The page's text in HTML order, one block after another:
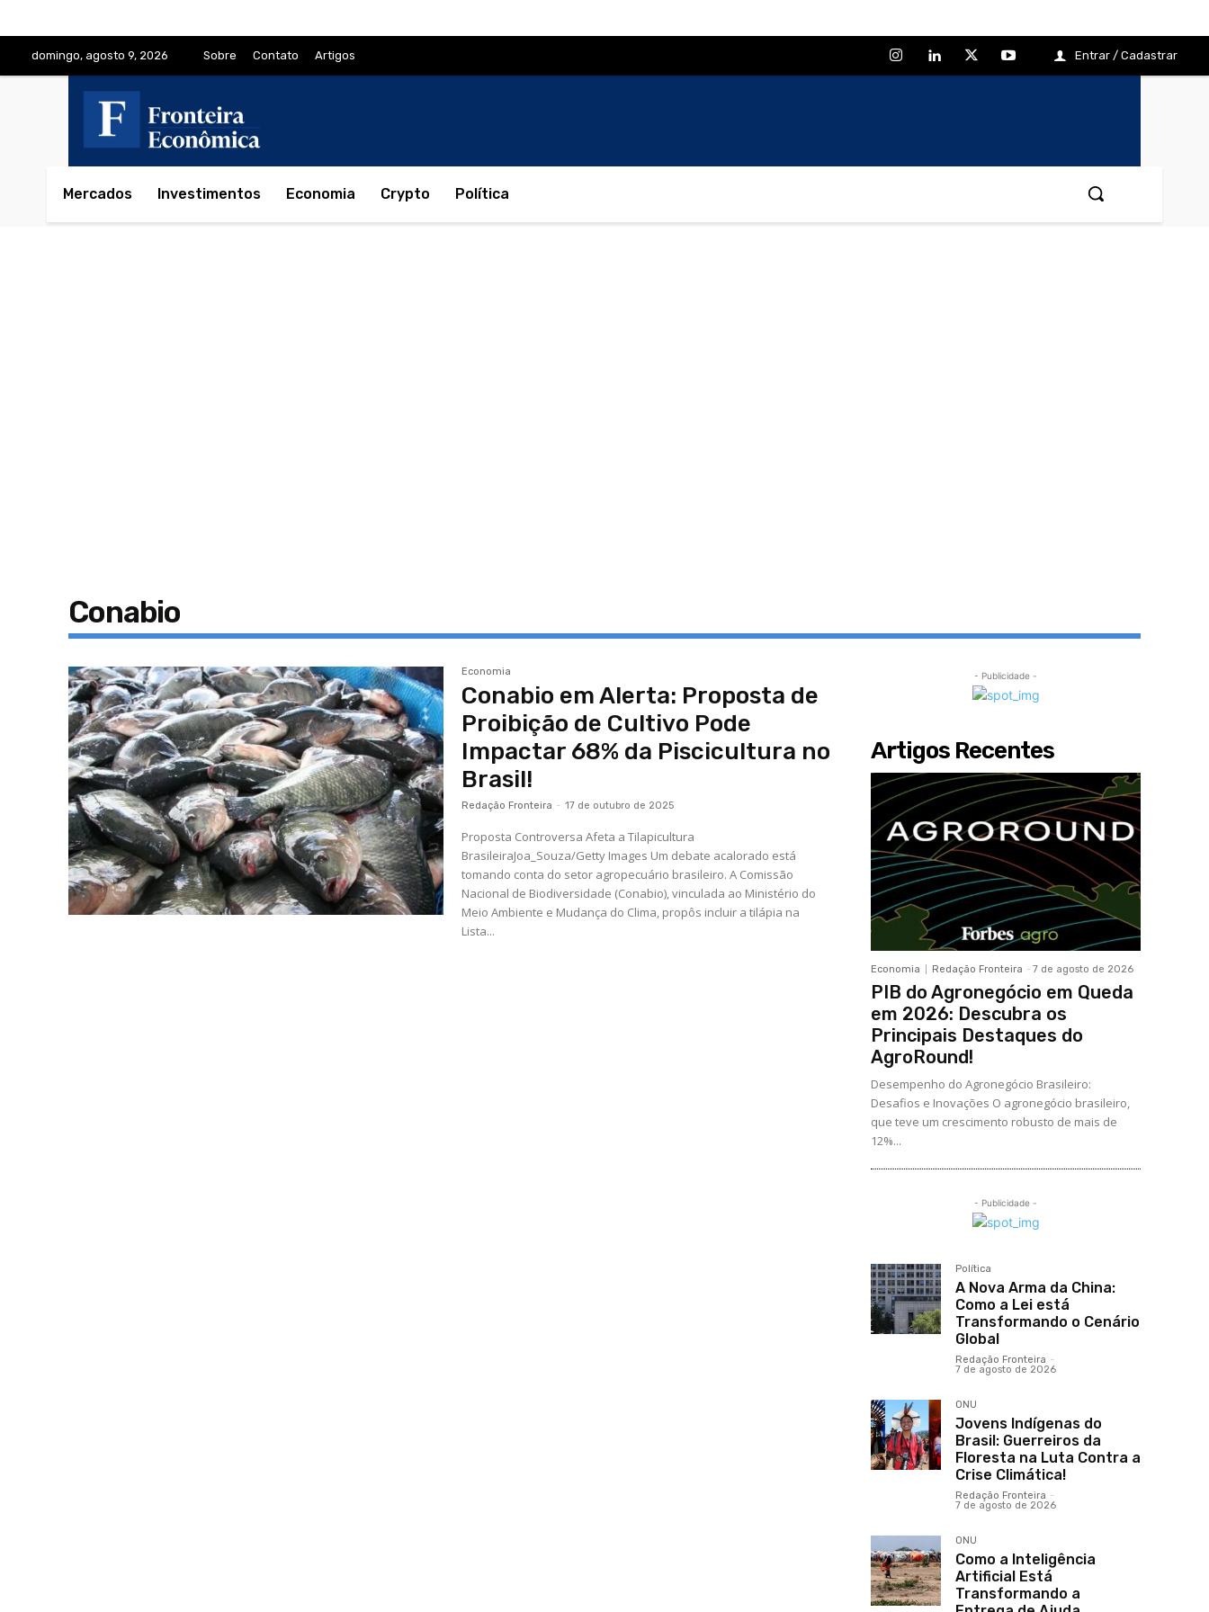
domingo, agosto 9, 2026 Sobre Contato Artigos Entrar / Cadastrar
Mercados Investimentos Economia Crypto Política
Conabio
Economia
Conabio em Alerta: Proposta de
Proibição de Cultivo Pode
Impactar 68% da Piscicultura no
Brasil!
Redação Fronteira - 17 de outubro de 2025
Proposta Controversa Afeta a Tilapicultura
BrasileiraJoa_Souza/Getty Images Um debate acalorado está
tomando conta do setor agropecuário brasileiro. A Comissão
Nacional de Biodiversidade (Conabio), vinculada ao Ministério do
Meio Ambiente e Mudança do Clima, propôs incluir a tilápia na
Lista...
- Publicidade -
Artigos Recentes
Economia Redação Fronteira - 7 de agosto de 2026
PIB do Agronegócio em Queda
em 2026: Descubra os
Principais Destaques do
AgroRound!
Desempenho do Agronegócio Brasileiro:
Desafios e Inovações O agronegócio brasileiro,
que teve um crescimento robusto de mais de
12%...
- Publicidade -
Política
A Nova Arma da China:
Como a Lei está
Transformando o Cenário
Global
Redação Fronteira -
7 de agosto de 2026
ONU
Jovens Indígenas do
Brasil: Guerreiros da
Floresta na Luta Contra a
Crise Climática!
Redação Fronteira -
7 de agosto de 2026
ONU
Como a Inteligência
Artificial Está
Transformando a